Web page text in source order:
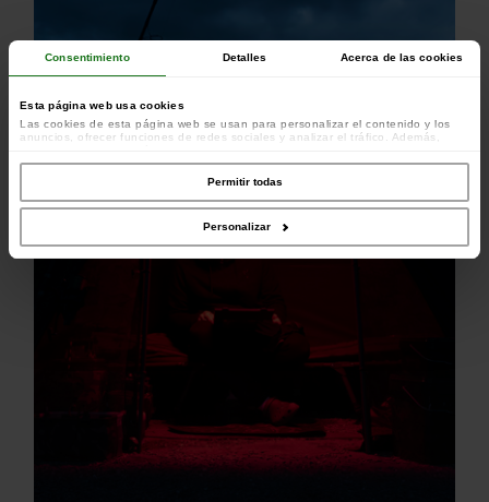
Consentimiento Detalles Acerca de las cookies
Esta página web usa cookies
Las cookies de esta página web se usan para personalizar el contenido y los
anuncios, ofrecer funciones de redes sociales y analizar el tráfico. Además,
colaboradores de redes sociales, publicidad y análisis web, quienes pueden
combinarla con otra información que les haya proporcionado o que hayan
recopilado a partir del uso que haya hecho de sus servicios.
Permitir todas
Personalizar